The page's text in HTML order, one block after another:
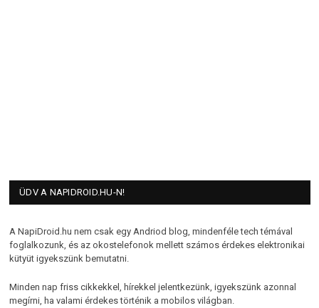
ÜDV A NAPIDROID.HU-N!
A NapiDroid.hu nem csak egy Andriod blog, mindenféle tech témával
foglalkozunk, és az okostelefonok mellett számos érdekes elektronikai
kütyüt igyekszünk bemutatni.
Minden nap friss cikkekkel, hírekkel jelentkezünk, igyekszünk azonnal
megírni, ha valami érdekes történik a mobilos világban.